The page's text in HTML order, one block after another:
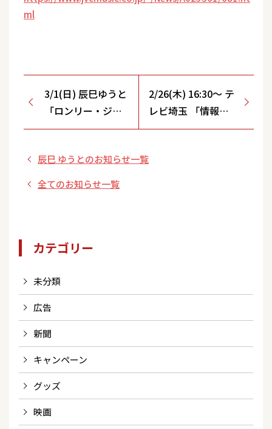
ml
3/1(日) 辰巳ゆうと
「ロンリー・ジェ
ネレーション」リ
ターネットサイン
会開催決定！ ＜第
会！＞
2/26(木) 16:30～ テ
レビ埼玉 「情報番
組マチコミ」生放送
辰巳 ゆうとのお知らせ一覧
全てのお知らせ一覧
カテゴリー
未分類
広告
新聞
キャンペーン
グッズ
映画